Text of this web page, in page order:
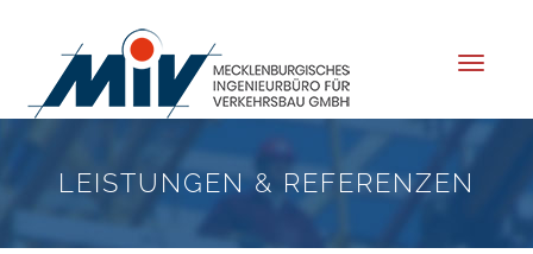
Toggle
LEISTUNGEN & REFERENZEN